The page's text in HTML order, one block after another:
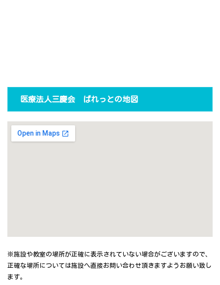
医療法人三慶会 ぱれっとの地図
※施設や教室の場所が正確に表示されていない場合がございますので、
正確な場所については施設へ直接お問い合わせ頂きますようお願い致し
ます。